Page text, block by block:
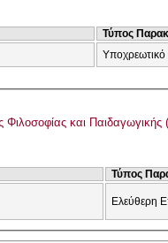
Τύπος
Υποχρεωτικό
Φιλοσοφίας και Παιδαγωγικής
Τύπος
Ελεύθερη